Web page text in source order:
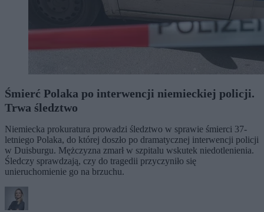
Śmierć Polaka po interwencji niemieckiej policji.
Trwa śledztwo
Niemiecka prokuratura prowadzi śledztwo w sprawie śmierci 37-
letniego Polaka, do której doszło po dramatycznej interwencji policji
w Duisburgu. Mężczyzna zmarł w szpitalu wskutek niedotlenienia.
Śledczy sprawdzają, czy do tragedii przyczyniło się
unieruchomienie go na brzuchu.